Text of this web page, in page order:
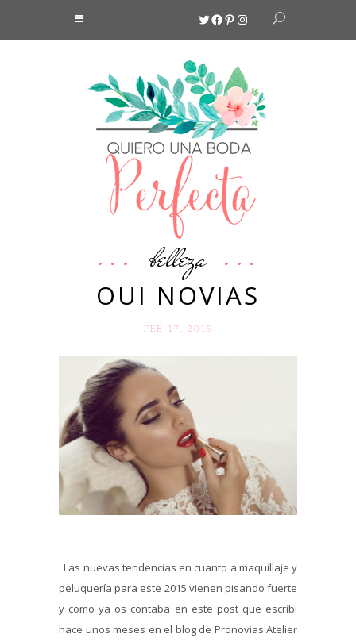
Twitter
Facebook
Pinterest
Instagram
belleza
OUI NOVIAS
FEB 17. 2015
Las nuevas tendencias en cuanto a maquillaje y
peluquería para este 2015 vienen pisando fuerte
y como ya os contaba en este post que escribí
hace unos meses en el blog de Pronovias Atelier